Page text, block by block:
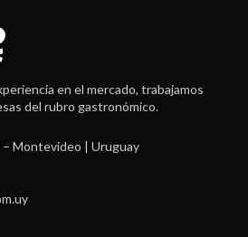
en el mercado, trabajamos
del rubro gastronómico.
– Montevideo | Uruguay